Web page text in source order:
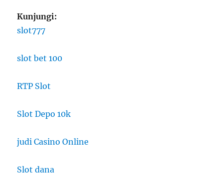
Kunjungi:
slot777
slot bet 100
RTP Slot
Slot Depo 10k
judi Casino Online
Slot dana